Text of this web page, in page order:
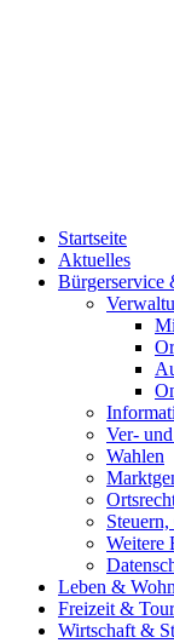
Startseite
Aktuelles
Bürgerservice
Ver-
Wahlen
Weitere
Leben &
Freizeit &
Wirtschaft &